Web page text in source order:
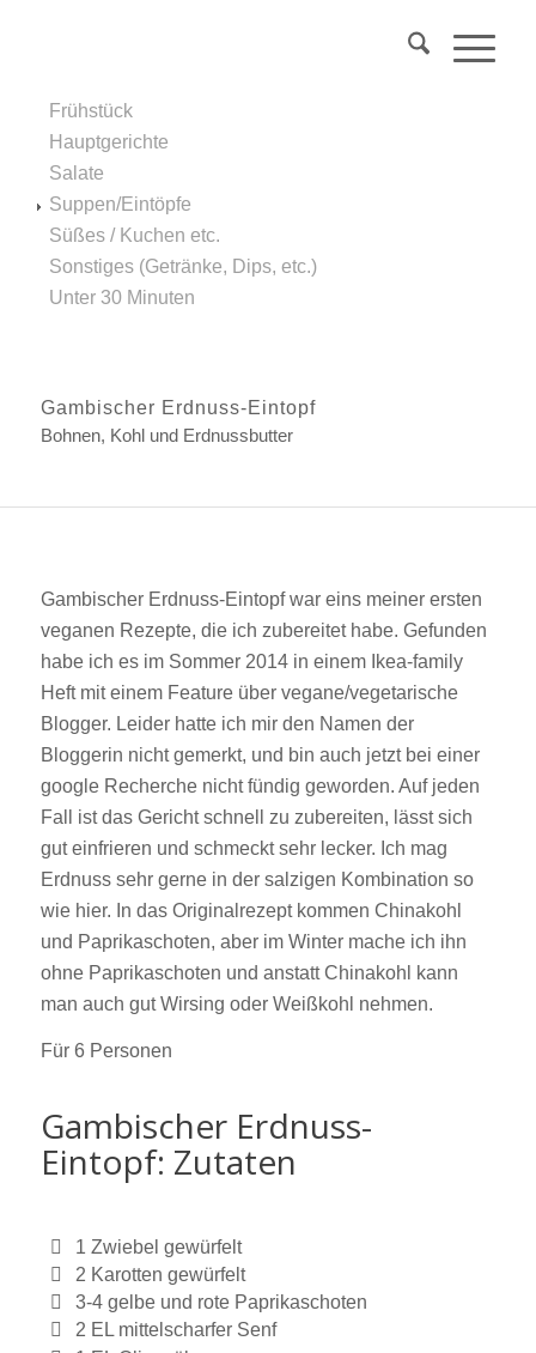
Frühstück
Hauptgerichte
Salate
Suppen/Eintöpfe
Süßes / Kuchen etc.
Sonstiges (Getränke, Dips, etc.)
Unter 30 Minuten
Gambischer Erdnuss-Eintopf
Bohnen, Kohl und Erdnussbutter
Gambischer Erdnuss-Eintopf war eins meiner ersten
veganen Rezepte, die ich zubereitet habe. Gefunden
habe ich es im Sommer 2014 in einem Ikea-family
Heft mit einem Feature über vegane/vegetarische
Blogger. Leider hatte ich mir den Namen der
Bloggerin nicht gemerkt, und bin auch jetzt bei einer
google Recherche nicht fündig geworden. Auf jeden
Fall ist das Gericht schnell zu zubereiten, lässt sich
gut einfrieren und schmeckt sehr lecker. Ich mag
Erdnuss sehr gerne in der salzigen Kombination so
wie hier. In das Originalrezept kommen Chinakohl
und Paprikaschoten, aber im Winter mache ich ihn
ohne Paprikaschoten und anstatt Chinakohl kann
man auch gut Wirsing oder Weißkohl nehmen.
Für 6 Personen
Gambischer Erdnuss-
Eintopf: Zutaten
1 Zwiebel gewürfelt
2 Karotten gewürfelt
3-4 gelbe und rote Paprikaschoten
2 EL mittelscharfer Senf